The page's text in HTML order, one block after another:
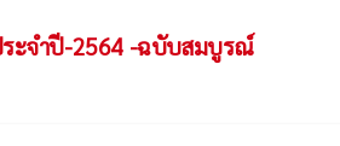
ะจำปี-2564 -ฉบับสมบูรณ์